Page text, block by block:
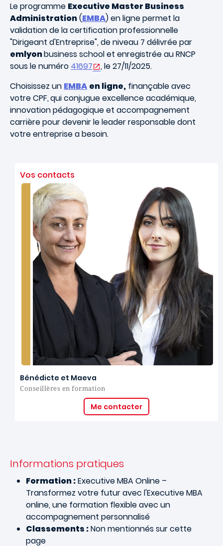
Le programme Executive Master Business
Administration(EMBA) en ligne permet la
validation de la certification professionnelle
"Dirigeant d'Entreprise", de niveau 7 délivrée par
emlyonbusiness school et enregistrée au RNCP
sous le numéro 41697
, le 27/11/2025.
Choisissez un EMBA en ligne, finançable avec
votre CPF,qui conjugue excellence académique,
innovation pédagogique et accompagnement
carrière pour devenir le leader responsable dont
votre entreprise a besoin.
Vos contacts
Bénédicte et Maeva
Conseillères en formation
Me contacter
Informations pratiques
Formation :Executive MBA Online –
Transformez votre futur avec l'Executive MBA
online, une formation flexible avec un
accompagnement personnalisé
Classements :Non mentionnés sur cette
page